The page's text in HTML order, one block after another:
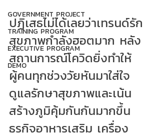
GOVERNMENT PROJECT
TRAINING PROGRAM
EXECUTIVE PROGRAM
DEMO
ปฏิเสธไม่ได้เลยว่าเทรนด์รัก
สุขภาพกำลังฮอตมาก หลัง
สถานการณ์โควิดยิ่งทำให้
ผู้คนทุกช่วงวัยหันมาใส่ใจ
ดูแลรักษาสุขภาพและเน้น
สร้างภูมิคุ้มกันกันมากขึ้น
ธุรกิจอาหารเสริม เครื่อง